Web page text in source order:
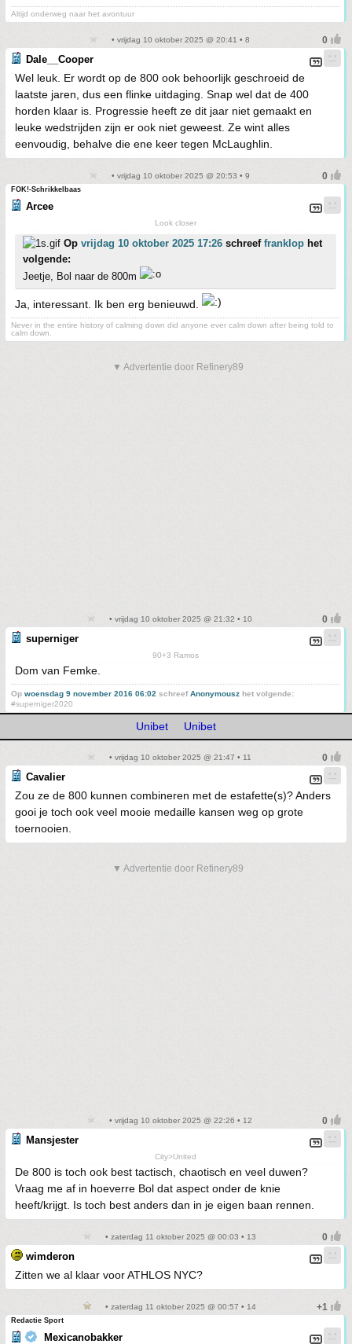
Altijd onderweg naar het avontuur
• vrijdag 10 oktober 2025 @ 20:41 • 8
Dale__Cooper
Wel leuk. Er wordt op de 800 ook behoorlijk geschroeid de
laatste jaren, dus een flinke uitdaging. Snap wel dat de 400
horden klaar is. Progressie heeft ze dit jaar niet gemaakt en
leuke wedstrijden zijn er ook niet geweest. Ze wint alles
eenvoudig, behalve die ene keer tegen McLaughlin.
• vrijdag 10 oktober 2025 @ 20:53 • 9
FOK!-Schrikkelbaas
Arcee
Look closer
Op vrijdag 10 oktober 2025 17:26 schreef franklop het
volgende:
Jeetje, Bol naar de 800m
Ja, interessant. Ik ben erg benieuwd.
Never in the entire history of calming down did anyone ever calm down after being told to
calm down.
▼ Advertentie door Refinery89
• vrijdag 10 oktober 2025 @ 21:32 • 10
superniger
90+3 Ramos
Dom van Femke.
Op woensdag 9 november 2016 06:02 schreefAnonymousz het volgende:
#superniger2020
Unibet Unibet
• vrijdag 10 oktober 2025 @ 21:47 • 11
Cavalier
Zou ze de 800 kunnen combineren met de estafette(s)? Anders
gooi je toch ook veel mooie medaille kansen weg op grote
toernooien.
▼ Advertentie door Refinery89
• vrijdag 10 oktober 2025 @ 22:26 • 12
Mansjester
City>United
De 800 is toch ook best tactisch, chaotisch en veel duwen?
Vraag me af in hoeverre Bol dat aspect onder de knie
heeft/krijgt. Is toch best anders dan in je eigen baan rennen.
• zaterdag 11 oktober 2025 @ 00:03 • 13
wimderon
Zitten we al klaar voor ATHLOS NYC?
• zaterdag 11 oktober 2025 @ 00:57 • 14
Redactie Sport
Mexicanobakker